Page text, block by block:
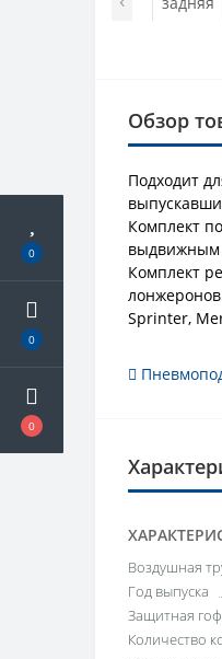
0
0
0
Обзор
Подходит
Комплект
выдвижным
Комплект
Sprinter,
Воздушная
Год выпуска
Защитная
Количество